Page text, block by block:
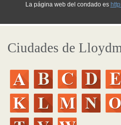
La página web del condado es
Ciudades de